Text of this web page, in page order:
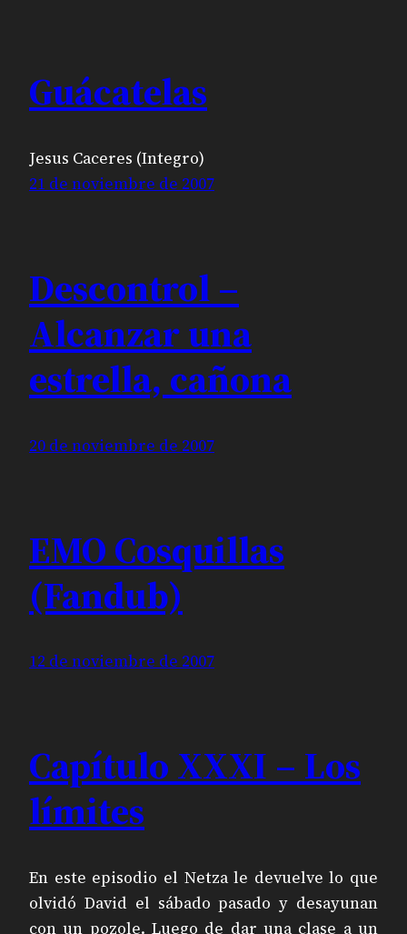
Guácatelas
Jesus Caceres (Integro)
21 de noviembre de 2007
Descontrol –
Alcanzar una
estrella, cañona
20 de noviembre de 2007
EMO Cosquillas
(Fandub)
12 de noviembre de 2007
Capítulo XXXI – Los
límites
En este episodio el Netza le devuelve lo que
olvidó David el sábado pasado y desayunan
con un pozole. Luego de dar una clase a un